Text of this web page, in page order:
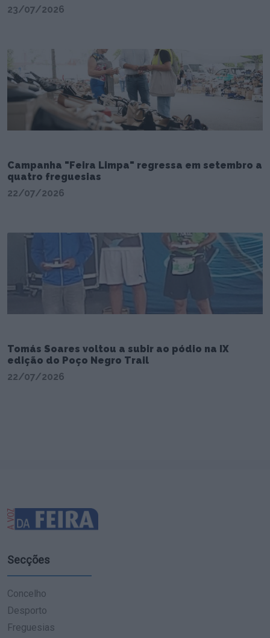
23/07/2026
Campanha "Feira Limpa" regressa em setembro a
quatro freguesias
22/07/2026
Tomás Soares voltou a subir ao pódio na IX
edição do Poço Negro Trail
22/07/2026
Secções
Concelho
Desporto
Freguesias